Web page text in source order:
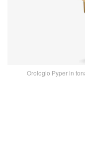
Orologio Pyper in